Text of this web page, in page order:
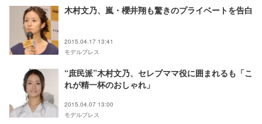
木村文乃、嵐・櫻井翔も驚きのプライベートを告白
2015.04.17 13:41
モデルプレス
“庶民派”木村文乃、セレブママ役に囲まれるも「こ
れが精一杯のおしゃれ」
2015.04.07 13:00
モデルプレス